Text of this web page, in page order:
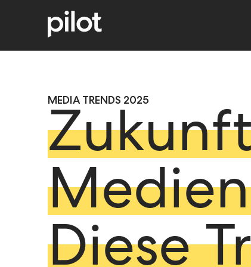
MEDIA TRENDS 2025
Diese